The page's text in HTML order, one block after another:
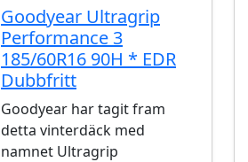
Goodyear Ultragrip
Performance 3
185/60R16 90H * EDR
Dubbfritt
Goodyear har tagit fram
detta vinterdäck med
namnet Ultragrip